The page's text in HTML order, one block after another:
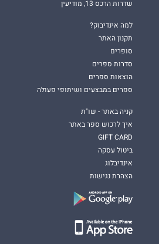
שדרות הרכס 13, מודיעין
למה אינדיבוק?
תקנון האתר
סופרים
סדרות ספרים
הוצאות ספרים
ספרים במבצעים ושיתופי פעולה
קניה באתר - שו"ת
איך לרכוש ספר באתר
GIFT CARD
ביטול עסקה
אינדיבלוג
הצהרת נגישות